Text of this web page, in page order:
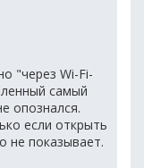
"через Wi-Fi-
самый
опознался.
если открыть
не показывает.